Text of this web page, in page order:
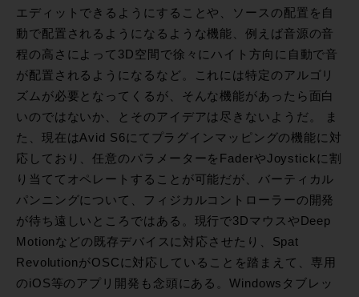
エディットできるようにすることや、ソースの配置を自
動で配置されるようになるような機能、例えば音源の音
程の高さによって3D空間で徐々にハイト方向に自動で音
が配置されるようになるなど。これには特定のアルゴリ
ズムが必要となってくるが、そんな機能があったら面白
いのではないか、とそのアイデアは尽きないようだ。 ま
た、現在はAvid S6にてプラグインマッピングの機能に対
応しており、任意のパラメーターをFaderやJoystickに割
り当ててオペレートすることが可能だが、バーティカル
パンニングについて、フィジカルコントローラーの開発
が待ち遠しいところではある。現行で3DマウスやDeep
Motionなどの既存デバイスに対応させたり、Spat
RevolutionがOSCに対応していることを踏まえて、専用
のiOS等のアプリ開発も念頭にある。Windowsタブレッ